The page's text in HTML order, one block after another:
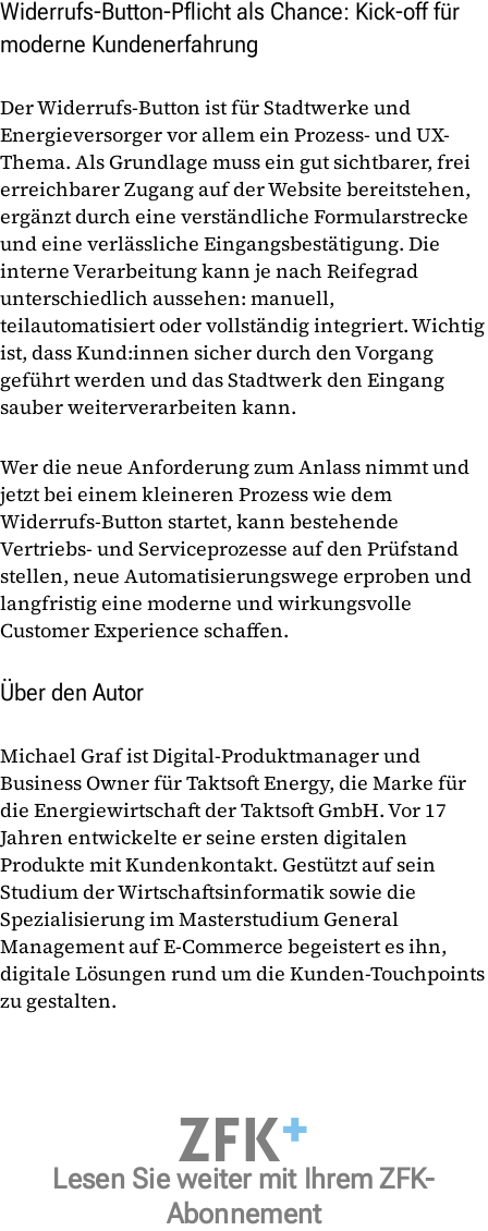
Widerrufs-Button-Pflicht als Chance: Kick-off für
moderne Kundenerfahrung
Der Widerrufs-Button ist für Stadtwerke und
Energieversorger vor allem ein Prozess- und UX-
Thema. Als Grundlage muss ein gut sichtbarer, frei
erreichbarer Zugang auf der Website bereitstehen,
ergänzt durch eine verständliche Formularstrecke
und eine verlässliche Eingangsbestätigung. Die
interne Verarbeitung kann je nach Reifegrad
unterschiedlich aussehen: manuell,
teilautomatisiert oder vollständig integriert. Wichtig
ist, dass Kund:innen sicher durch den Vorgang
geführt werden und das Stadtwerk den Eingang
sauber weiterverarbeiten kann.
Wer die neue Anforderung zum Anlass nimmt und
jetzt bei einem kleineren Prozess wie dem
Widerrufs-Button startet, kann bestehende
Vertriebs- und Serviceprozesse auf den Prüfstand
stellen, neue Automatisierungswege erproben und
langfristig eine moderne und wirkungsvolle
Customer Experience schaffen.
Über den Autor
Michael Graf ist Digital-Produktmanager und
Business Owner für Taktsoft Energy, die Marke für
die Energiewirtschaft der Taktsoft GmbH. Vor 17
Jahren entwickelte er seine ersten digitalen
Produkte mit Kundenkontakt. Gestützt auf sein
Studium der Wirtschaftsinformatik sowie die
Spezialisierung im Masterstudium General
Management auf E-Commerce begeistert es ihn,
digitale Lösungen rund um die Kunden-Touchpoints
zu gestalten.
Lesen Sie weiter mit Ihrem ZFK-
Abonnement